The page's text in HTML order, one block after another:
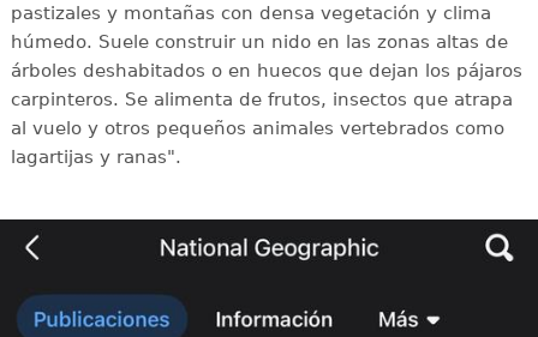
pastizales y montañas con densa vegetación y clima
húmedo. Suele construir un nido en las zonas altas de
árboles deshabitados o en huecos que dejan los pájaros
carpinteros. Se alimenta de frutos, insectos que atrapa
al vuelo y otros pequeños animales vertebrados como
lagartijas y ranas".